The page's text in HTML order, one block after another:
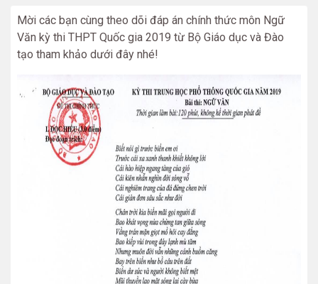
Mời các bạn cùng theo dõi đáp án chính thức môn Ngữ
Văn kỳ thi THPT Quốc gia 2019 từ Bộ Giáo dục và Đào
tạo tham khảo dưới đây nhé!